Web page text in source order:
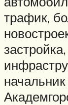
трафик,